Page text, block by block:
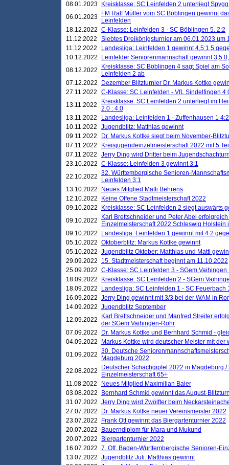
08.01.2023
Kreisklasse: SC Leinfelden 2 unterliegt
06.01.2023
FM Ralf Müller vom SC Böblingen gewinnt
Leinfelden
18.12.2022 C-Klasse: Leinfelden 3 - SC Böblingen 5. 2:2
11.12.2022
Siebtes Dreikönigsturnier am 06.01.2023 um
11.12.2022
Landesliga: Leinfelden 1 gewinnt 4,5:1,5
10.12.2022
Leinfelder Seniorenmannschaft gewinnt
08.12.2022
Kreisklasse: SC Böblingen 4 sagt Spiel am
Leinfelden 2 ab
07.12.2022
Dezember Blitzturnier Dr. Markus Kottke
27.11.2022
C-Klasse: SC Leinfelden - VfL Sindelfingen 4
13.11.2022
Kreisklasse: SC Leinfelden 2 unterliegt im
2.0 : 4.0
13.11.2022
Landesliga: Leinfelden 1 - Zuffenhausen 1 4:2
10.11.2022
Jugendblitz: Matthias gewinnt
09.11.2022
Dr. Markus Kottke siegt beim November-
07.11.2022
Kreisjugendeinzelmeisterschaft 2022 mit 5
07.11.2022
Jerry Ding wird Dritter beim
23.10.2022 C-Klasse: Leinfelden 3 gewinnt 3:1
22.10.2022 32. Württembergische Senioren-
Leinfelden 3:1
13.10.2022
Neues Mitglied Matti Behrens
12.10.2022
Keine Offene Stadtmeisterschaft 2022
09.10.2022
Kreisklasse: SC Leinfelden 2 siegt auswärts
09.10.2022
Karl Brettschneider und Peter Abel
Einzelmeisterschaft 2022 Schleswig Holstein
09.10.2022
Landesliga: Leinfelden 1 gewinnt mit 4:2
05.10.2022 Oktoberblitz: Markus Kottke gewinnt
05.10.2022 Jugendblitz Oktober: Matthias und Matti
29.09.2022
15. Stadtmeisterschaft beginnt am 11.10.2022
25.09.2022 C-Klasse: SC Leinfelden 3 - SGem Vaihingen
18.09.2022
Kreisklasse: SC Leinfelden 2 - SGem
18.09.2022
Landesliga: SC Leinfelden 1 - SC Feuerbach
16.09.2022 Jerry Ding gewinnt mit 3/3 bei der WAM in
14.09.2022 Jugendblitz September
12.09.2022
Karl Brettschneider und Manfred Streiter
der SGem Vaihingen-Rohr
07.09.2022
Dr. Markus Kottke und Bernhard Schmid -
04.09.2022
Markus Kottke wird deutscher Meister mit
01.09.2022 30. Deutsche
Magdeburg 2022
22.08.2022
Deutscher Schachgipfel 2022 in Magdeburg
Einzelmeisterschaft 65+
11.08.2022
Neues Mitglied Maximilian Baier
03.08.2022
Bernhard Schmid gewinnt das August-
31.07.2022 Jerry Ding wird Zwölfter beim
27.07.2022
Dr. Markus Kottke neuer Vereinsmeister 2022
23.07.2022
Frank Ott gewinnt das Biergartenturnier 2022
20.07.2022
Bauerndiplom für Mara und Mukund
20.07.2022
Biergartenturnier 2022
16.07.2022 7. Off. Baden-Württembergische Senioren-
13.07.2022 Jugendblitz Juli: Matthias gewinnt